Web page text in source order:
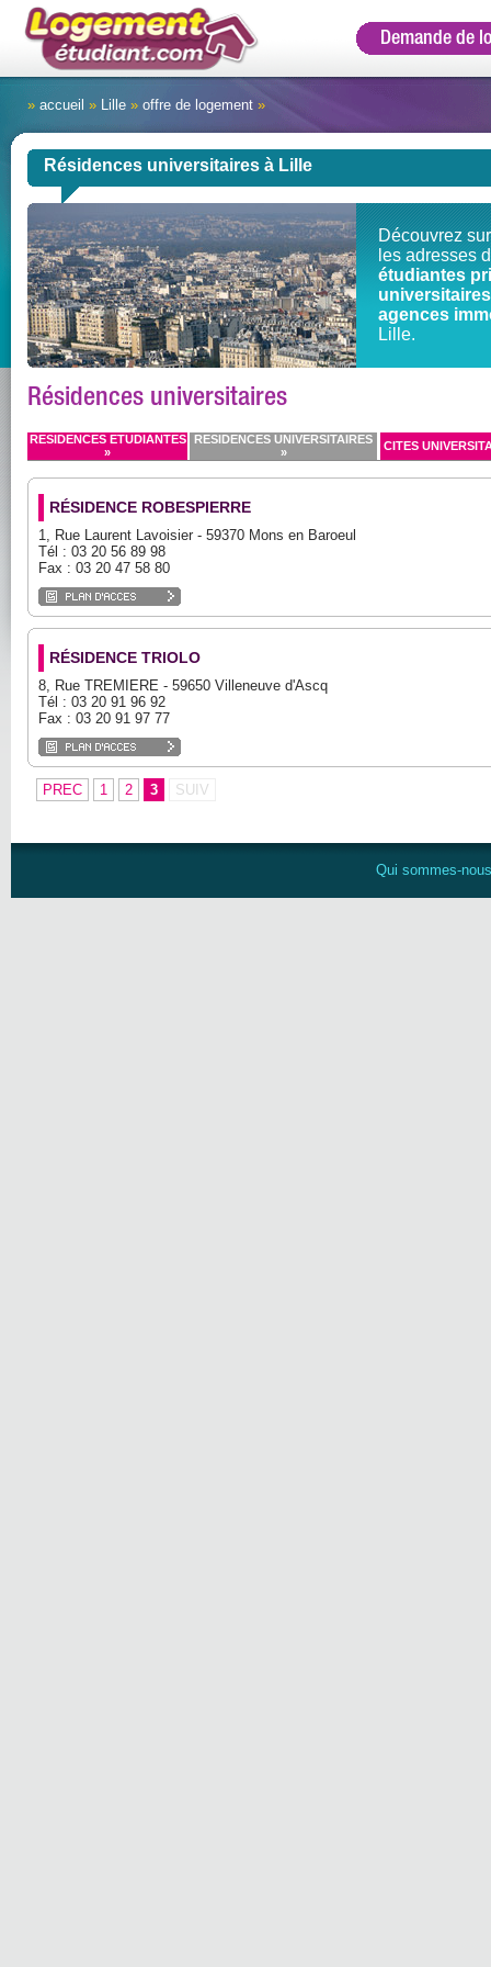
Demande de
» accueil » Lille » offre de logement »
Résidences universitaires à Lille
Découvrez
les adresses
étudiantes
agences
Lille.
Résidences universitaires
RESIDENCES ETUDIANTES
»
RESIDENCES UNIVERSITAIRES
»
CITES
RÉSIDENCE ROBESPIERRE
1, Rue Laurent Lavoisier - 59370 Mons en Baroeul
Tél : 03 20 56 89 98
Fax : 03 20 47 58 80
RÉSIDENCE TRIOLO
8, Rue TREMIERE - 59650 Villeneuve d'Ascq
Tél : 03 20 91 96 92
Fax : 03 20 91 97 77
PREC 1 2 3 SUIV
Qui sommes-nous